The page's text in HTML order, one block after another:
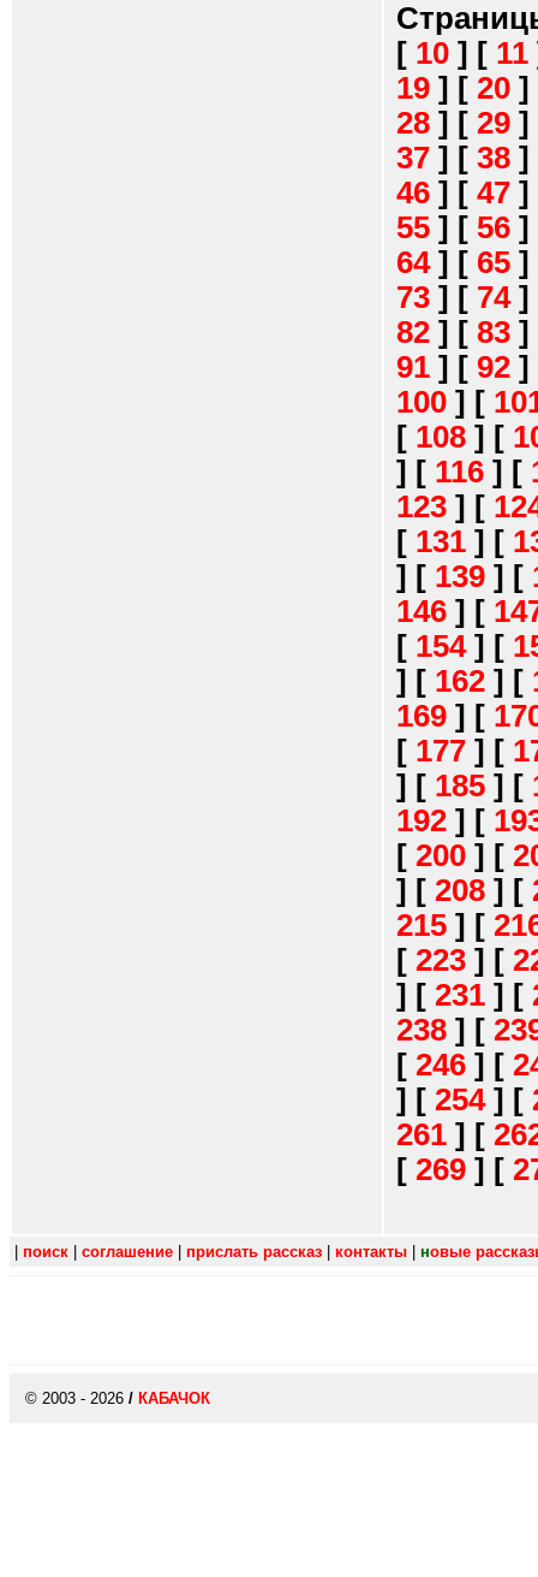
[ 10 ] [ 11
19 ] [ 20 ]
28 ] [ 29 ]
37 ] [ 38 ]
46 ] [ 47 ]
55 ] [ 56 ]
64] [ 65 ]
73 ] [ 74]
82 ] [ 83 ]
91 ] [ 92 ]
100 ] [
[ 108 ] [
] [ 116 ] [
123 ] [
[ 131 ] [
] [ 139 ] [
146 ] [
[ 154] [
] [ 162 ] [
169 ] [
[ 177 ] [
] [ 185 ] [
192 ] [
[ 200 ] [
] [ 208 ] [
215 ] [
[ 223 ] [
] [ 231 ] [
238 ] [
[ 246 ] [
] [ 254] [
261 ] [
[ 269 ] [
поиск соглашение прислать рассказ контакты новые
© 2003 - 2026 / КАБАЧОК